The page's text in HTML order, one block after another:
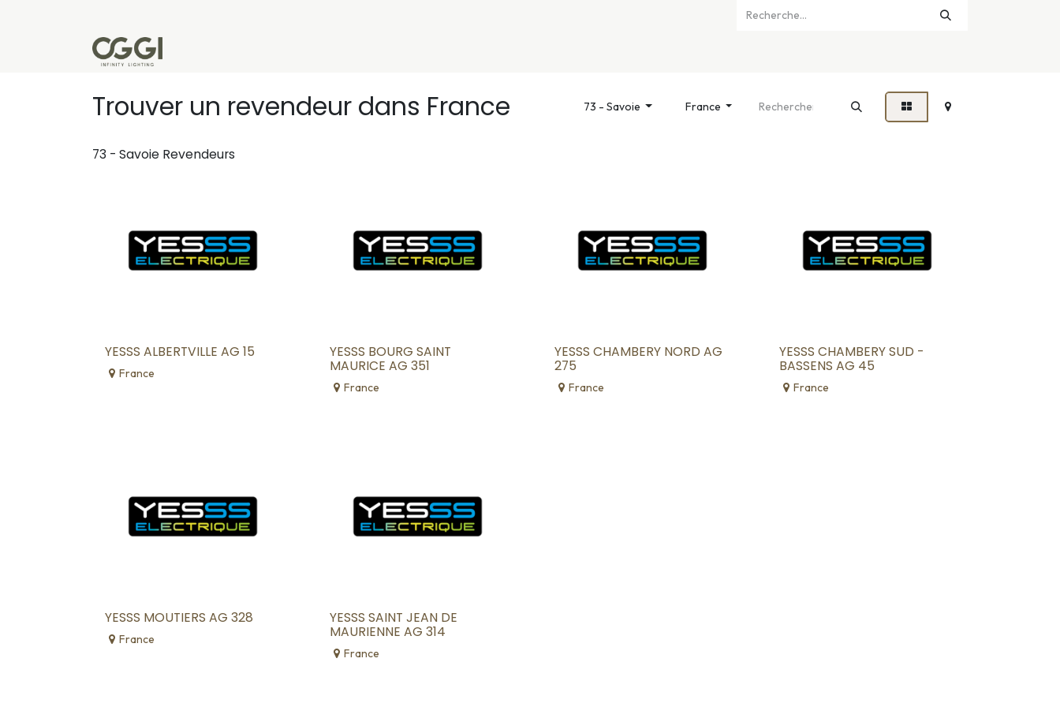
Trouver un revendeur dans France 73 - Savoie France
73 - Savoie Revendeurs
YESSS ALBERTVILLE AG 15
France
YESSS BOURG SAINT
MAURICE AG 351
France
YESSS CHAMBERY NORD AG
275
France
YESSS CHAMBERY SUD -
BASSENS AG 45
France
YESSS MOUTIERS AG 328
France
YESSS SAINT JEAN DE
MAURIENNE AG 314
France